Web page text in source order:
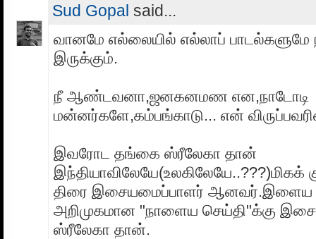
Sud Gopal said...
வானமே எல்லையில் எல்லாப்
இருக்கும்.
நீ ஆண்டவனா,ஜனகனமண என,நாடோடி
மன்னர்களே,கம்பங்காடு... என்
இவரோட தங்கை ஸ்ரீலேகா தான்
இந்தியாவிலேயே(உலகிலேயே..???)மிகக்
திரை இசையமைப்பாளர் ஆனவர்.இளைய
அறிமுகமான "நாளைய செய்தி"க்கு
ஸ்ரீலேகா தான்.